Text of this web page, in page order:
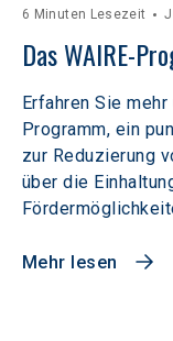
6 Minuten Lesezeit
Das WAIRE-
Erfahren Sie
Programm, ein
zur Reduzierung
über die
Mehr lesen